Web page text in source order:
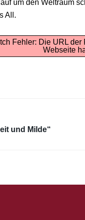
um den Weltraum
All.
Fehler: Die URL
Webseite
und Milde“